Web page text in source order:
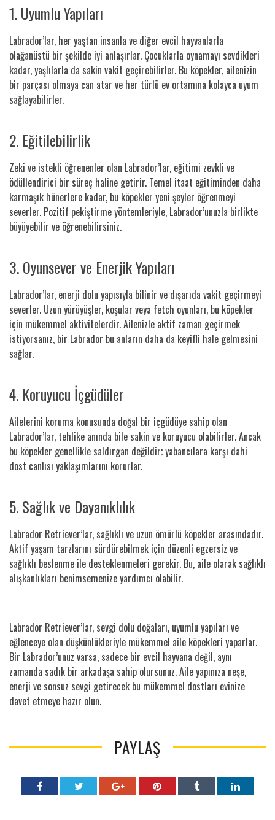
1. Uyumlu Yapıları
Labrador’lar, her yaştan insanla ve diğer evcil hayvanlarla
olağanüstü bir şekilde iyi anlaşırlar. Çocuklarla oynamayı sevdikleri
kadar, yaşlılarla da sakin vakit geçirebilirler. Bu köpekler, ailenizin
bir parçası olmaya can atar ve her türlü ev ortamına kolayca uyum
sağlayabilirler.
2. Eğitilebilirlik
Zeki ve istekli öğrenenler olan Labrador’lar, eğitimi zevkli ve
ödüllendirici bir süreç haline getirir. Temel itaat eğitiminden daha
karmaşık hünerlere kadar, bu köpekler yeni şeyler öğrenmeyi
severler. Pozitif pekiştirme yöntemleriyle, Labrador’unuzla birlikte
büyüyebilir ve öğrenebilirsiniz.
3. Oyunsever ve Enerjik Yapıları
Labrador’lar, enerji dolu yapısıyla bilinir ve dışarıda vakit geçirmeyi
severler. Uzun yürüyüşler, koşular veya fetch oyunları, bu köpekler
için mükemmel aktivitelerdir. Ailenizle aktif zaman geçirmek
istiyorsanız, bir Labrador bu anların daha da keyifli hale gelmesini
sağlar.
4. Koruyucu İçgüdüler
Ailelerini koruma konusunda doğal bir içgüdüye sahip olan
Labrador’lar, tehlike anında bile sakin ve koruyucu olabilirler. Ancak
bu köpekler genellikle saldırgan değildir; yabancılara karşı dahi
dost canlısı yaklaşımlarını korurlar.
5. Sağlık ve Dayanıklılık
Labrador Retriever’lar, sağlıklı ve uzun ömürlü köpekler arasındadır.
Aktif yaşam tarzlarını sürdürebilmek için düzenli egzersiz ve
sağlıklı beslenme ile desteklenmeleri gerekir. Bu, aile olarak sağlıklı
alışkanlıkları benimsemenize yardımcı olabilir.
Labrador Retriever’lar, sevgi dolu doğaları, uyumlu yapıları ve
eğlenceye olan düşkünlükleriyle mükemmel aile köpekleri yaparlar.
Bir Labrador’unuz varsa, sadece bir evcil hayvana değil, aynı
zamanda sadık bir arkadaşa sahip olursunuz. Aile yapınıza neşe,
enerji ve sonsuz sevgi getirecek bu mükemmel dostları evinize
davet etmeye hazır olun.
PAYLAŞ